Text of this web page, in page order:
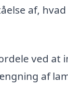
af,
ved at
af